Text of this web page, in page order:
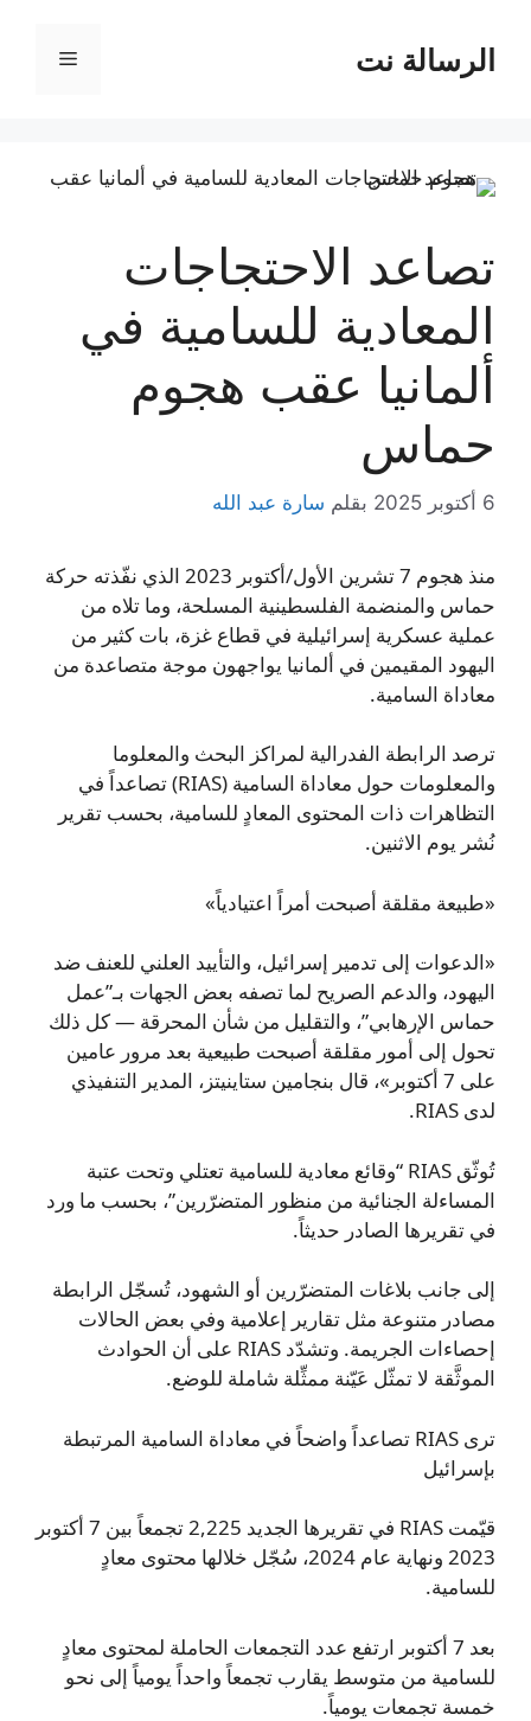
المحتوىالرسالة نت القائمة
تصاعد الاحتجاجات
المعادية للسامية في
ألمانيا عقب هجوم
حماس
6 أكتوبر 2025 بقلم سارة عبد الله
منذ هجوم 7 تشرين الأول/أكتوبر 2023 الذي نفّذته حركة
حماس والمنضمة الفلسطينية المسلحة، وما تلاه من
عملية عسكرية إسرائيلية في قطاع غزة، بات كثير من
اليهود المقيمين في ألمانيا يواجهون موجة متصاعدة من
معاداة السامية.
ترصد الرابطة الفدرالية لمراكز البحث والمعلوما
والمعلومات حول معاداة السامية (RIAS) تصاعداً في
التظاهرات ذات المحتوى المعادٍ للسامية، بحسب تقرير
نُشر يوم الاثنين.
«طبيعة مقلقة أصبحت أمراً اعتيادياً»
«الدعوات إلى تدمير إسرائيل، والتأييد العلني للعنف ضد
اليهود، والدعم الصريح لما تصفه بعض الجهات بـ”عمل
حماس الإرهابي”، والتقليل من شأن المحرقة — كل ذلك
تحول إلى أمور مقلقة أصبحت طبيعية بعد مرور عامين
على 7 أكتوبر»، قال بنجامين ستاينيتز، المدير التنفيذي
لدى RIAS.
تُوثّق RIAS “وقائع معادية للسامية تعتلي وتحت عتبة
المساءلة الجنائية من منظور المتضرّرين”، بحسب ما ورد
في تقريرها الصادر حديثاً.
إلى جانب بلاغات المتضرّرين أو الشهود، تُسجّل الرابطة
مصادر متنوعة مثل تقارير إعلامية وفي بعض الحالات
إحصاءات الجريمة. وتشدّد RIAS على أن الحوادث
الموثَّقة لا تمثّل عَيّنة ممثِّلة شاملة للوضع.
ترى RIAS تصاعداً واضحاً في معاداة السامية المرتبطة
بإسرائيل
قيّمت RIAS في تقريرها الجديد 2,225 تجمعاً بين 7 أكتوبر
2023 ونهاية عام 2024، سُجّل خلالها محتوى معادٍ
للسامية.
بعد 7 أكتوبر ارتفع عدد التجمعات الحاملة لمحتوى معادٍ
للسامية من متوسط يقارب تجمعاً واحداً يومياً إلى نحو
خمسة تجمعات يومياً.